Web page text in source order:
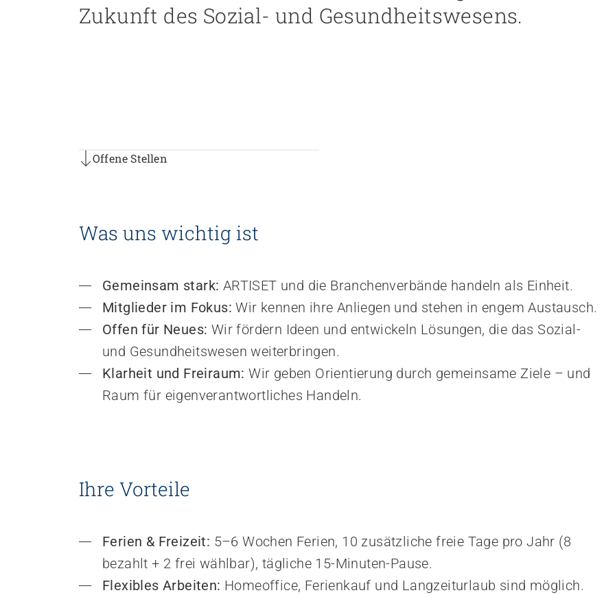
Nachhaltigkeit fördern
Berufliche Inklusion fördern
Übergänge gestalten
Empowerment stärken
Gesundheitsfragen angehen
Integrität schützen
Bei Demenz begleiten
Zukunft des Sozial- und Gesundheitswesens.
Offene Stellen
Offene Stellen
Was uns wichtig ist
Gemeinsam stark: ARTISET und die Branchenverbände handeln als Einheit.
Mitglieder im Fokus: Wir kennen ihre Anliegen und stehen in engem Austausch.
Offen für Neues: Wir fördern Ideen und entwickeln Lösungen, die das Sozial-
und Gesundheitswesen weiterbringen.
Klarheit und Freiraum: Wir geben Orientierung durch gemeinsame Ziele – und
Raum für eigenverantwortliches Handeln.
Ihre Vorteile
Ferien & Freizeit: 5–6 Wochen Ferien, 10 zusätzliche freie Tage pro Jahr (8
bezahlt + 2 frei wählbar), tägliche 15-Minuten-Pause.
Flexibles Arbeiten: Homeoffice, Ferienkauf und Langzeiturlaub sind möglich.